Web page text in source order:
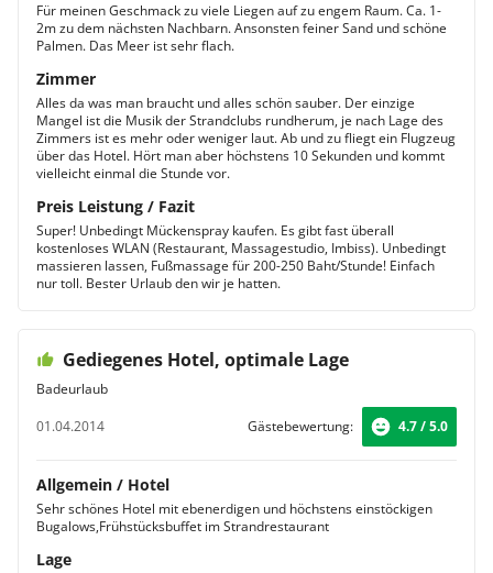
Für meinen Geschmack zu viele Liegen auf zu engem Raum. Ca. 1-
2m zu dem nächsten Nachbarn. Ansonsten feiner Sand und schöne
Palmen. Das Meer ist sehr flach.
Zimmer
Alles da was man braucht und alles schön sauber. Der einzige
Mangel ist die Musik der Strandclubs rundherum, je nach Lage des
Zimmers ist es mehr oder weniger laut. Ab und zu fliegt ein Flugzeug
über das Hotel. Hört man aber höchstens 10 Sekunden und kommt
vielleicht einmal die Stunde vor.
Preis Leistung / Fazit
Super! Unbedingt Mückenspray kaufen. Es gibt fast überall
kostenloses WLAN (Restaurant, Massagestudio, Imbiss). Unbedingt
massieren lassen, Fußmassage für 200-250 Baht/Stunde! Einfach
nur toll. Bester Urlaub den wir je hatten.
Gediegenes Hotel, optimale Lage
Badeurlaub
01.04.2014
Gästebewertung: 4.7 / 5.0
Allgemein / Hotel
Sehr schönes Hotel mit ebenerdigen und höchstens einstöckigen
Bugalows,Frühstücksbuffet im Strandrestaurant
Lage